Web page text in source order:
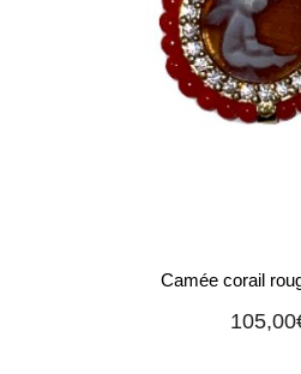
Camée corail
105,00